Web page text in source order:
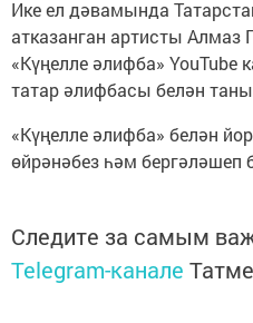
Ике ел дәвамында
атказанган артисты Алмаз
«Күңелле әлифба»
татар әлифбасы белән
«Күңелле әлифба» белән
өйрәнәбез һәм бергәләшеп
Следите за самым
Telegram-канале